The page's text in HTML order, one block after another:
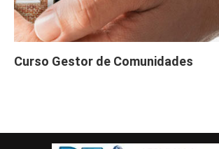
Curso Gestor de Comunidades